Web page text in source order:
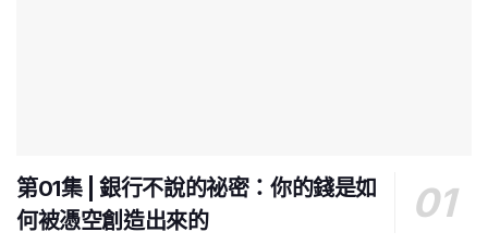
第01集 | 銀行不說的祕密：你的錢是如
何被憑空創造出來的